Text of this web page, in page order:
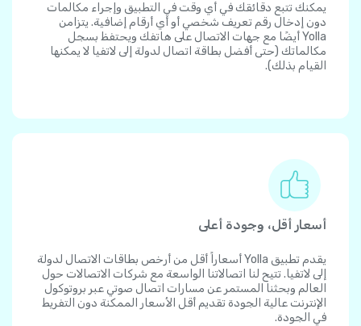
يمكنك تتبع دقائقك في أي وقت في التطبيق وإجراء مكالمات
دون إدخال رقم تعريف شخصي أو أي أرقام إضافية. يتزامن
Yolla أيضًا مع جهات الاتصال على هاتفك ويحتفظ بسجل
مكالماتك (حتى أفضل بطاقة اتصال لدولة إلى لاتفيا لا يمكنها
القيام بذلك).
أسعار أقل، وجودة أعلى
يقدم تطبيق Yolla أسعاراً أقل من أرخص بطاقات الاتصال لدولة
إلى لاتفيا. تتيح لنا اتصالاتنا الواسعة مع شركات الاتصالات حول
العالم وبحثنا المستمر عن مسارات اتصال صوتي عبر بروتوكول
الإنترنت عالية الجودة تقديم أقل الأسعار الممكنة دون التفريط
في الجودة.